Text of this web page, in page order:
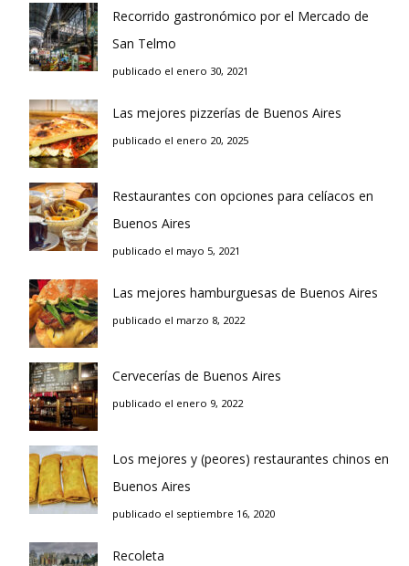
Recorrido gastronómico por el Mercado de
San Telmo
publicado el enero 30, 2021
Las mejores pizzerías de Buenos Aires
publicado el enero 20, 2025
Restaurantes con opciones para celíacos en
Buenos Aires
publicado el mayo 5, 2021
Las mejores hamburguesas de Buenos Aires
publicado el marzo 8, 2022
Cervecerías de Buenos Aires
publicado el enero 9, 2022
Los mejores y (peores) restaurantes chinos en
Buenos Aires
publicado el septiembre 16, 2020
Recoleta